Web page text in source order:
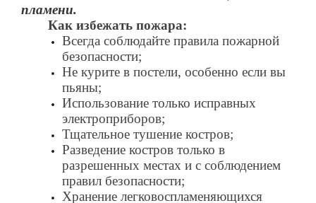
пламени.
Как избежать пожара:
Всегда соблюдайте правила пожарной
безопасности;
Не курите в постели, особенно если вы
пьяны;
Использование только исправных
электроприборов;
Тщательное тушение костров;
Разведение костров только в
разрешенных местах и с соблюдением
правил безопасности;
Хранение легковоспламеняющихся